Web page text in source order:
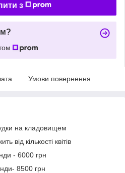
з
Умови повернення
на кладовищем
від кількості квітів
- 6000 грн
8500 грн